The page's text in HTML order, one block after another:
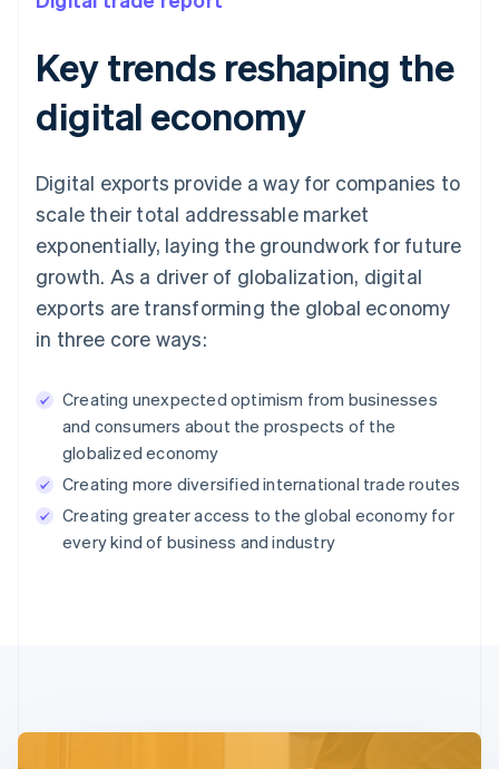
Key trends reshaping the
digital economy
Digital exports provide a way for companies to
scale their total addressable market
exponentially, laying the groundwork for future
growth. As a driver of globalization, digital
exports are transforming the global economy
in three core ways:
Creating unexpected optimism from businesses
and consumers about the prospects of the
globalized economy
Creating more diversified international trade routes
Creating greater access to the global economy for
every kind of business and industry